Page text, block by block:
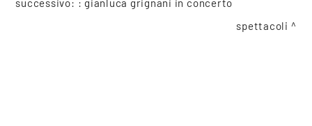
successivo: : gianluca grignani in concerto
spettacoli